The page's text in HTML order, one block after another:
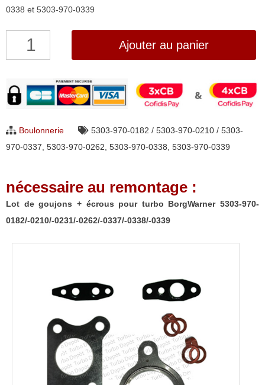
0338 et 5303-970-0339
quantité
de
goujons
écrous
BorgWarner
5303-
970-
Ajouter au panier
Boulonnerie
5303-970-0182 / 5303-970-0210 / 5303-
970-0337, 5303-970-0262, 5303-970-0338, 5303-970-0339
nécessaire au remontage :
Lot de goujons + écrous pour turbo BorgWarner 5303-970-
0182/-0210/-0231/-0262/-0337/-0338/-0339